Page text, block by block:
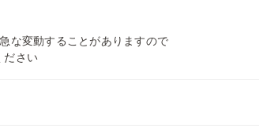
な変動することがありますので
ださい